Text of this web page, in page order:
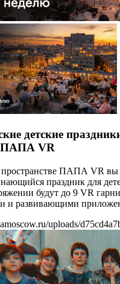
детские
ПАПА VR
ПАПА VR вы
праздник для
будут до 9 VR
и развивающими
uploads/